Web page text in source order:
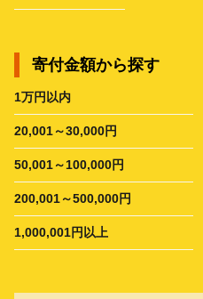
寄付金額から探す
1万円以内
20,001～30,000円
50,001～100,000円
200,001～500,000円
1,000,001円以上